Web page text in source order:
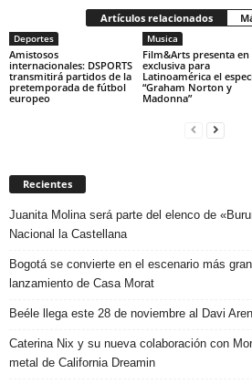
Artículos relacionados
Deportes
Amistosos
internacionales: DSPORTS
transmitirá partidos de la
pretemporada de fútbol
europeo
Musica
Film&Arts presenta en
exclusiva para
Latinoamérica el
“Graham Norton y
Madonna”
Recientes
Juanita Molina será parte del elenco de
Nacional la Castellana
Bogotá se convierte en el escenario más
lanzamiento de Casa Morat
Beéle llega este 28 de noviembre al Davi
Caterina Nix y su nueva colaboración con
metal de California Dreamin